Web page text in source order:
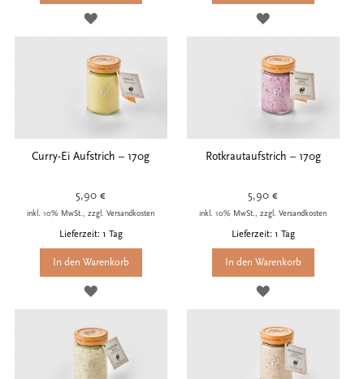
ZUR
HINZUFÜGEN
ZUR
HINZUFÜGEN
Curry-Ei Aufstrich – 170g
5,90 €
inkl. 10% MwSt., zzgl. Versandkosten
Lieferzeit: 1 Tag
In den Warenkorb
ZUR
HINZUFÜGEN
Rotkrautaufstrich – 170g
5,90 €
inkl. 10% MwSt., zzgl. Versandkosten
Lieferzeit: 1 Tag
In den Warenkorb
ZUR
HINZUFÜGEN